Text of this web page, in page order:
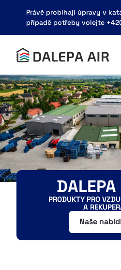
Právě probíhají úpravy v
případě potřeby volejte
Areál
683 21, Pustiměř
+420 731
Kontaky
NAŠE PRODUKTY
DALEPA
PRODUKTY PRO
A
Naše